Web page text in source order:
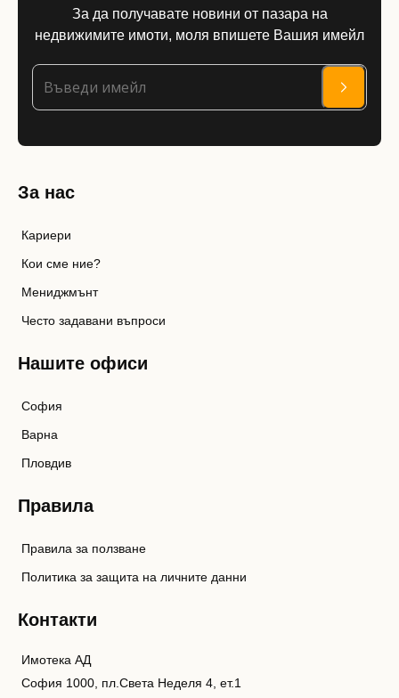
За да получавате новини от пазара на
недвижимите имоти, моля впишете Вашия имейл
За нас
Кариери
Кои сме ние?
Мениджмънт
Често задавани въпроси
Нашите офиси
София
Варна
Пловдив
Правила
Правила за ползване
Политика за защита на личните данни
Контакти
Имотека АД
София 1000, пл.Света Неделя 4, ет.1